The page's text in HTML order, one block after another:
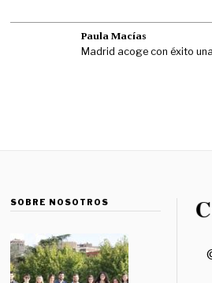
Paula Macías
Madrid acoge con éxito
SOBRE NOSOTROS